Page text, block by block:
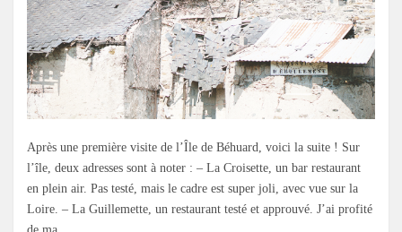
Après une première visite de l’Île de Béhuard, voici la suite ! Sur
l’île, deux adresses sont à noter : – La Croisette, un bar restaurant
en plein air. Pas testé, mais le cadre est super joli, avec vue sur la
Loire. – La Guillemette, un restaurant testé et approuvé. J’ai profité